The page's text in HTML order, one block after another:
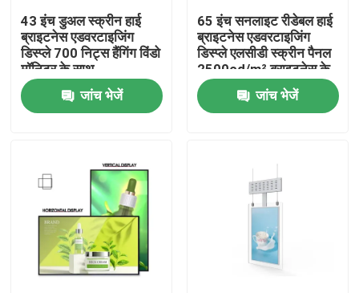
घर
वीडियो
वीआर शो
हमारे बारे में
43 इंच डुअल स्क्रीन हाई
ब्राइटनेस एडवरटाइजिंग
डिस्प्ले 700 निट्स हैंगिंग विंडो
मॉनिटर के साथ
जांच भेजें
65 इंच सनलाइट रीडेबल हाई
ब्राइटनेस एडवरटाइजिंग
डिस्प्ले एलसीडी स्क्रीन पैनल
2500cd/m² ब्राइटनेस के
साथ
जांच भेजें